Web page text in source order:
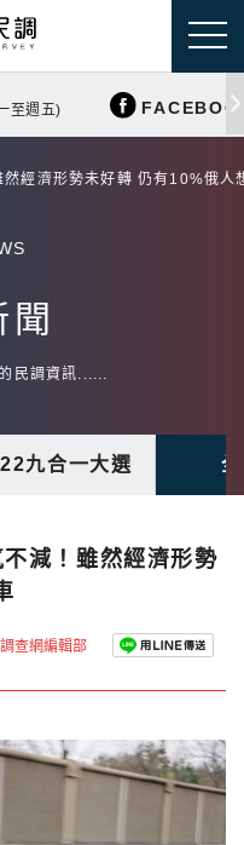
至週五)
然經濟形勢未好轉 仍有10%俄人
聞
民調資訊......
九合一大選
不減！雖然經濟形勢
查網編輯部